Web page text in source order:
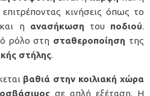
επιτρέποντας κινήσεις όπως το
η ανασήκωση του ποδιού.
ρόλο στη σταθεροποίηση της
στήλης.
βαθιά στην κοιλιακή χώρα
σε απλή εξέταση. Η